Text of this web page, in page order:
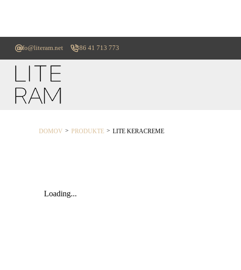
info@literam.net +386 41 713 773
DOMOV > PRODUKTE > LITE KERACREME
Loading...